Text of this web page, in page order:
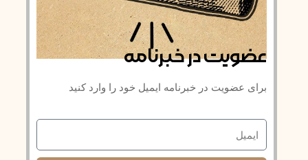
عضویت در خبرنامه
برای عضویت در خبرنامه ایمیل خود را وارد کنید
ایمیل